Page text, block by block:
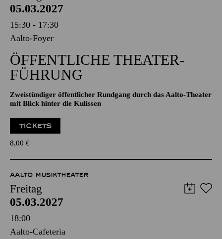
AALTO BALLETT ESSEN
Freitag
05.03.2027
15:30 - 17:30
Aalto-Foyer
ÖFFENTLICHE THEATER­
FÜHRUNG
Zweistündiger öffentlicher Rundgang durch das Aalto-Theater
mit Blick hinter die Kulissen
8,00 €
AALTO MUSIKTHEATER
Freitag
05.03.2027